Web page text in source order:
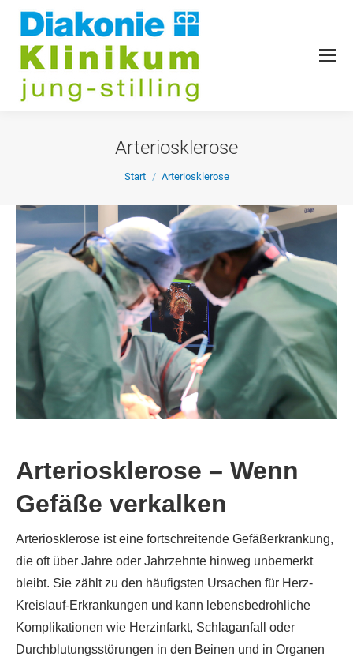
Arteriosklerose
Sie befinden sich hier:
Start Arteriosklerose
Arteriosklerose – Wenn
Gefäße verkalken
Arteriosklerose ist eine fortschreitende Gefäßerkrankung,
die oft über Jahre oder Jahrzehnte hinweg unbemerkt
bleibt. Sie zählt zu den häufigsten Ursachen für Herz-
Kreislauf-Erkrankungen und kann lebensbedrohliche
Komplikationen wie Herzinfarkt, Schlaganfall oder
Durchblutungsstörungen in den Beinen und in Organen